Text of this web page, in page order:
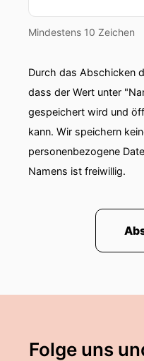
Mindestens 10 Zeichen
Durch das Abschicken
dass der Wert unter
gespeichert wird und
kann. Wir speichern
personenbezogene
Namens ist freiwillig.
Folge uns